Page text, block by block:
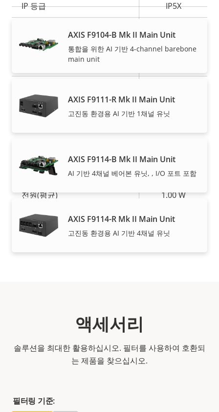
IP 등급 IP5X
Back: SMA
케이스 재료 Aluminum
속
설
속
성
전원(최대) 4.00 W
전원(평균) 1.00 W
AXIS F9104-B Mk II Main Unit
통합을 위한 AI 기반 4-channel barebone
main unit
AXIS F9111-R Mk II Main Unit
고진동 환경용 AI 기반 1채널 유닛
AXIS F9114-B Mk II Main Unit
AI 기반 4채널 베어본 유닛, , I/O 포트 포함
AXIS F9114-R Mk II Main Unit
고진동 환경용 AI 기반 4채널 유닛
액세서리
솔루션을 최대한 활용하십시오. 필터를 사용하여 호환되
는 제품을 찾으십시오.
필터링 기준: